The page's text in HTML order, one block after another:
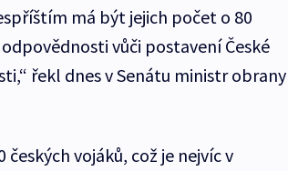
má být jejich počet o 80
vůči postavení České
řekl dnes v Senátu ministr obrany
vojáků, což je nejvíc v